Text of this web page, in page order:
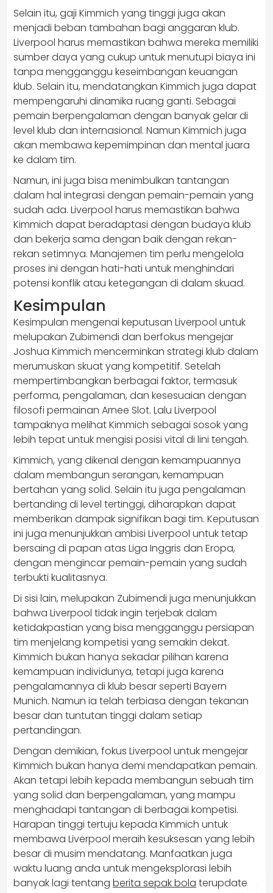
Selain itu, gaji Kimmich yang tinggi juga akan
menjadi beban tambahan bagi anggaran klub.
Liverpool harus memastikan bahwa mereka memiliki
sumber daya yang cukup untuk menutupi biaya ini
tanpa mengganggu keseimbangan keuangan
klub. Selain itu, mendatangkan Kimmich juga dapat
mempengaruhi dinamika ruang ganti. Sebagai
pemain berpengalaman dengan banyak gelar di
level klub dan internasional. Namun Kimmich juga
akan membawa kepemimpinan dan mental juara
ke dalam tim.
Namun, ini juga bisa menimbulkan tantangan
dalam hal integrasi dengan pemain-pemain yang
sudah ada. Liverpool harus memastikan bahwa
Kimmich dapat beradaptasi dengan budaya klub
dan bekerja sama dengan baik dengan rekan-
rekan setimnya. Manajemen tim perlu mengelola
proses ini dengan hati-hati untuk menghindari
potensi konflik atau ketegangan di dalam skuad.
Kesimpulan
Kesimpulan mengenai keputusan Liverpool untuk
melupakan Zubimendi dan berfokus mengejar
Joshua Kimmich mencerminkan strategi klub dalam
merumuskan skuat yang kompetitif. Setelah
mempertimbangkan berbagai faktor, termasuk
performa, pengalaman, dan kesesuaian dengan
filosofi permainan Arnee Slot. Lalu Liverpool
tampaknya melihat Kimmich sebagai sosok yang
lebih tepat untuk mengisi posisi vital di lini tengah.
Kimmich, yang dikenal dengan kemampuannya
dalam membangun serangan, kemampuan
bertahan yang solid. Selain itu juga pengalaman
bertanding di level tertinggi, diharapkan dapat
memberikan dampak signifikan bagi tim. Keputusan
ini juga menunjukkan ambisi Liverpool untuk tetap
bersaing di papan atas Liga Inggris dan Eropa,
dengan mengincar pemain-pemain yang sudah
terbukti kualitasnya.
Di sisi lain, melupakan Zubimendi juga menunjukkan
bahwa Liverpool tidak ingin terjebak dalam
ketidakpastian yang bisa mengganggu persiapan
tim menjelang kompetisi yang semakin dekat.
Kimmich bukan hanya sekadar pilihan karena
kemampuan individunya, tetapi juga karena
pengalamannya di klub besar seperti Bayern
Munich. Namun ia telah terbiasa dengan tekanan
besar dan tuntutan tinggi dalam setiap
pertandingan.
Dengan demikian, fokus Liverpool untuk mengejar
Kimmich bukan hanya demi mendapatkan pemain.
Akan tetapi lebih kepada membangun sebuah tim
yang solid dan berpengalaman, yang mampu
menghadapi tantangan di berbagai kompetisi.
Harapan tinggi tertuju kepada Kimmich untuk
membawa Liverpool meraih kesuksesan yang lebih
besar di musim mendatang. Manfaatkan juga
waktu luang anda untuk mengeksplorasi lebih
banyak lagi tentang berita sepak bola terupdate